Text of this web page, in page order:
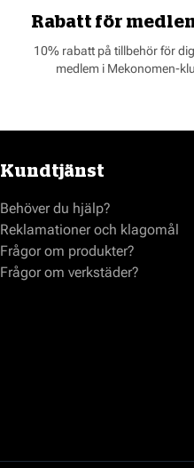
Rabatt för
10% rabatt på tillbehör för
medlem i Mekonomen-
Kundtjänst
Behöver du hjälp?
Reklamationer och klagomål
Frågor om produkter?
Frågor om verkstäder?